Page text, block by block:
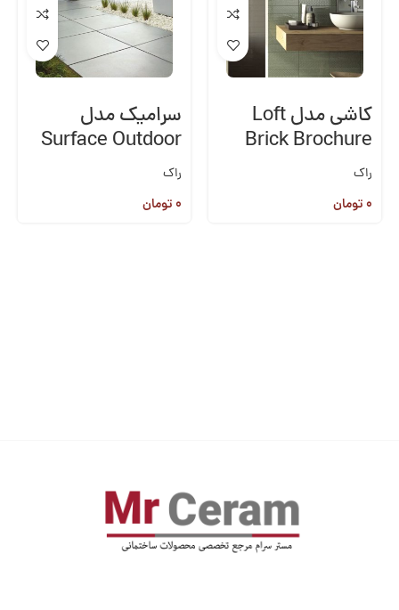
کاشی مدل Loft
Brick Brochure
راک
۰تومان
سرامیک مدل
Surface Outdoor
راک
۰تومان